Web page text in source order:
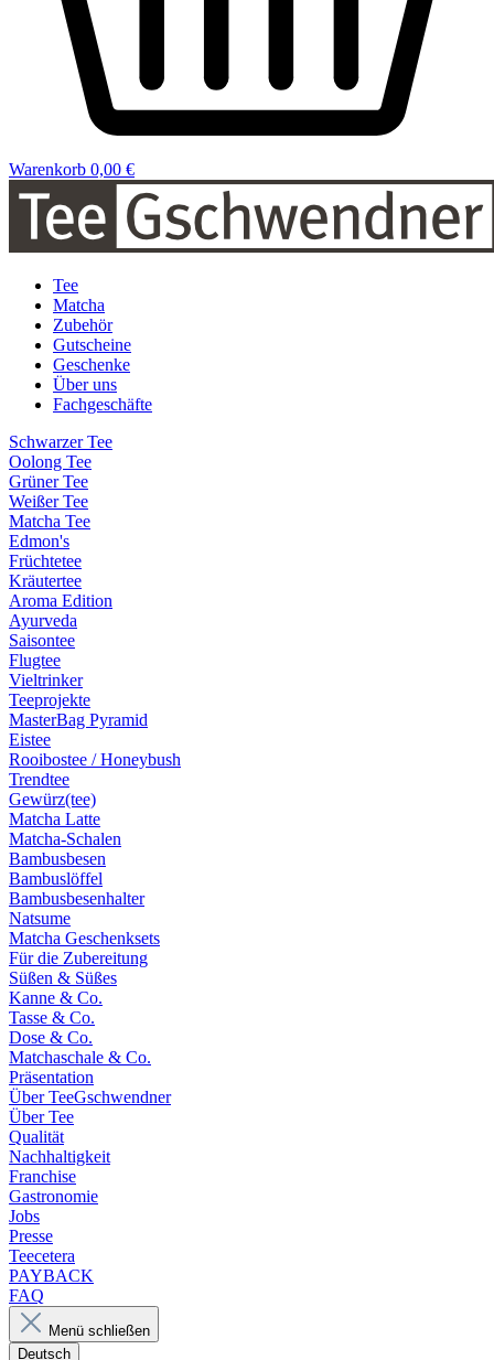
Warenkorb 0,00 €
Tee
Matcha
Zubehör
Gutscheine
Geschenke
Über uns
Fachgeschäfte
Schwarzer Tee
Oolong Tee
Grüner Tee
Weißer Tee
Matcha Tee
Edmon's
Früchtetee
Kräutertee
Aroma Edition
Ayurveda
Saisontee
Flugtee
Vieltrinker
Teeprojekte
MasterBag Pyramid
Eistee
Rooibostee / Honeybush
Trendtee
Gewürz(tee)
Matcha Latte
Matcha-Schalen
Bambusbesen
Bambuslöffel
Bambusbesenhalter
Natsume
Matcha Geschenksets
Für die Zubereitung
Süßen & Süßes
Kanne & Co.
Tasse & Co.
Dose & Co.
Matchaschale & Co.
Präsentation
Über TeeGschwendner
Über Tee
Qualität
Nachhaltigkeit
Franchise
Gastronomie
Jobs
Presse
Teecetera
PAYBACK
FAQ
Menü schließen
Deutsch